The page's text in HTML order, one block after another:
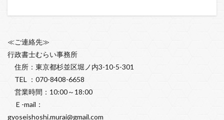
≪ご連絡先≫
行政書士むらい事務所
住所：東京都杉並区堀ノ内3-10-5-301
TEL ：070-8408-6658
営業時間：10:00～18:00
Ｅ-mail：
gyoseishoshi.murai@gmail.com